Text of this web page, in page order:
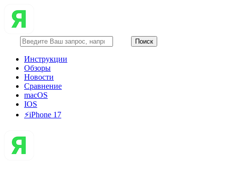
Инструкции
Обзоры
Новости
Сравнение
macOS
IOS
⚡️iPhone 17